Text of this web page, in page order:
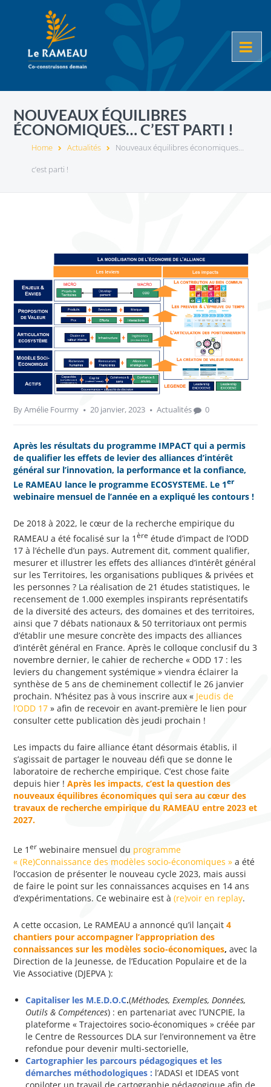
NOUVEAUX ÉQUILIBRES
ÉCONOMIQUES… C’EST PARTI !
Home Actualités
Nouveaux équilibres économiques…
c’est parti !
ByAmélie Fourmy 20 janvier, 2023 Actualités 0
Après les résultats du programme IMPACT qui a permis
de qualifier les effets de levier des alliances d’intérêt
général sur l’innovation, la performance et la confiance,
Le RAMEAU lance le programme ECOSYSTEME. Le 1er
webinaire mensuel de l’année en a expliqué les contours !
De 2018 à 2022, le cœur de la recherche empirique du
RAMEAU a été focalisé sur la 1ère étude d’impact de l’ODD
17 à l’échelle d’un pays. Autrement dit, comment qualifier,
mesurer et illustrer les effets des alliances d’intérêt général
sur les Territoires, les organisations publiques & privées et
les personnes ? La réalisation de 21 études statistiques, le
recensement de 1.000 exemples inspirants représentatifs
de la diversité des acteurs, des domaines et des territoires,
ainsi que 7 débats nationaux & 50 territoriaux ont permis
d’établir une mesure concrète des impacts des alliances
d’intérêt général en France. Après le colloque conclusif du 3
novembre dernier, le cahier de recherche « ODD 17 : les
leviers du changement systémique » viendra éclairer la
synthèse de 5 ans de cheminement collectif le 26 janvier
prochain. N’hésitez pas à vous inscrire aux « Jeudis de
l’ODD 17 » afin de recevoir en avant-première le lien pour
consulter cette publication dès jeudi prochain !
Les impacts du faire alliance étant désormais établis, il
s’agissait de partager le nouveau défi que se donne le
laboratoire de recherche empirique. C’est chose faite
depuis hier !Après les impacts, c’est la question des
nouveaux équilibres économiques qui sera au cœur des
travaux de recherche empirique du RAMEAU entre 2023 et
2027.
Le 1er webinaire mensuel du programme
« (Re)Connaissance des modèles socio-économiques » a été
l’occasion de présenter le nouveau cycle 2023, mais aussi
de faire le point sur les connaissances acquises en 14 ans
d’expérimentations. Ce webinaire est à(re)voir en replay.
A cette occasion, Le RAMEAU a annoncé qu’il lançait4
chantiers pour accompagner l’appropriation des
connaissances sur les modèles socio-économiques,avec la
Direction de la Jeunesse, de l’Education Populaire et de la
Vie Associative (DJEPVA ):
Capitaliser les M.E.D.O.C.(Méthodes, Exemples, Données,
Outils & Compétences) : en partenariat avec l’UNCPIE, la
plateforme « Trajectoires socio-économiques » créée par
le Centre de Ressources DLA sur l’environnement va être
refondue pour devenir multi-sectorielle,
Cartographier les parcours pédagogiques et les
démarches méthodologiques : l’ADASI et IDEAS vont
copiloter un travail de cartographie pédagogique afin de